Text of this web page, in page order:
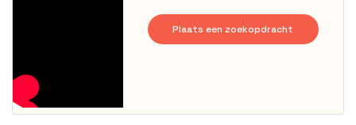
Plaats een zoekopdracht